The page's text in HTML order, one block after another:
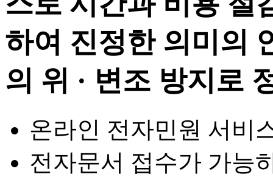
온라인 전자민원 서비
전자문서 접수가 가능